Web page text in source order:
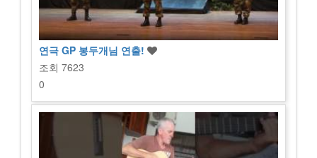
연극 GP 봉두개님 연출!
조회 7623
0